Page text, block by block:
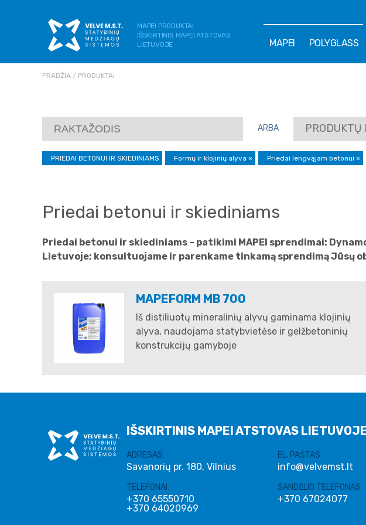
MAPEI PRODUKTAI
IŠSKIRTINIS MAPEI ATSTOVAS
LIETUVOJE
MAPEI POLYGLASS
PRADŽIA PRODUKTAI
ARBA PRODUKTŲ
PRIEDAI BETONUI IR SKIEDINIAMS Formų ir klojinių alyva × Priedai lengvąjam betonui ×
Priedai betonui ir skiediniams
Priedai betonui ir skiediniams – patikimi MAPEI sprendimai:
Lietuvoje; konsultuojame ir parenkame tinkamą sprendimą Jūsų
MAPEFORM MB 700
Iš distiliuotų mineralinių alyvų gaminama klojinių
alyva, naudojama statybvietėse ir gelžbetoninių
konstrukcijų gamyboje
IŠSKIRTINIS MAPEI ATSTOVAS
ADRESAS:
Savanorių pr. 180, Vilnius
TELEFONAI:
+370 65550710
+370 64020969
EL. PAŠTAS:
info@velvemst.lt
SANDĖLIO TELEFONAS
+370 67024077